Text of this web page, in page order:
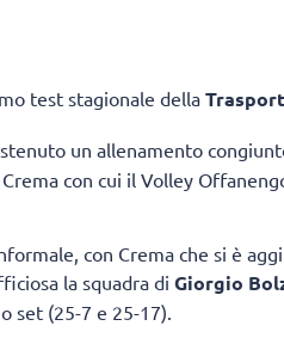
test stagionale della
un allenamento
con cui il Volley
con Crema che si è
la squadra di Giorgio
set (25-7 e 25-17).